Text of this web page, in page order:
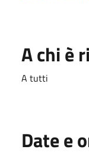
A chi è
A tutti
Date e